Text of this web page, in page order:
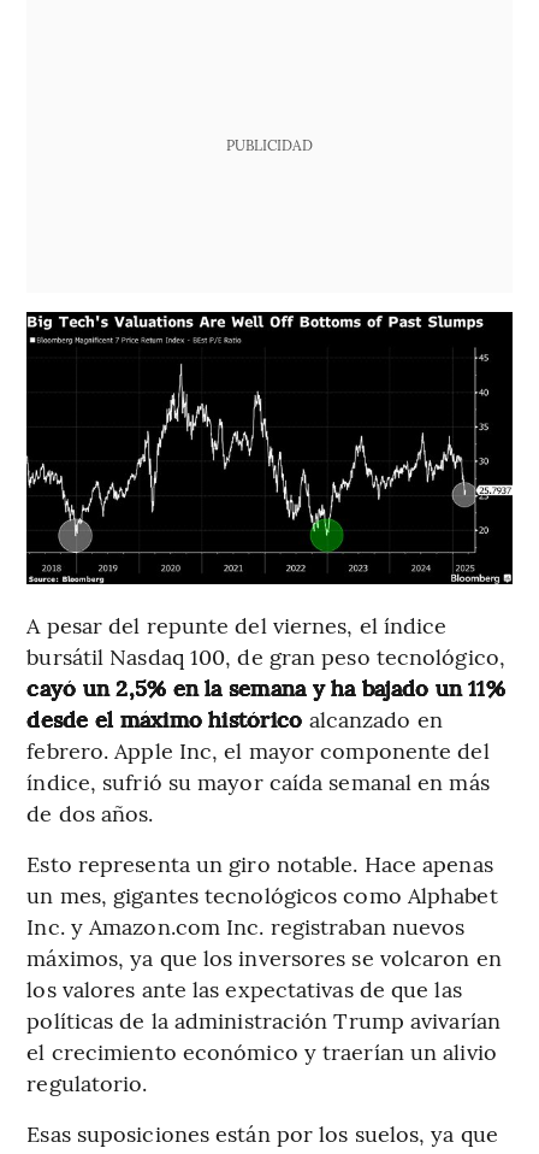
PUBLICIDAD
A pesar del repunte del viernes, el índice
bursátil Nasdaq 100, de gran peso tecnológico,
cayó un 2,5% en la semana y ha bajado un 11%
desde el máximo histórico alcanzado en
febrero. Apple Inc, el mayor componente del
índice, sufrió su mayor caída semanal en más
de dos años.
Esto representa un giro notable. Hace apenas
un mes, gigantes tecnológicos como Alphabet
Inc. y Amazon.com Inc. registraban nuevos
máximos, ya que los inversores se volcaron en
los valores ante las expectativas de que las
políticas de la administración Trump avivarían
el crecimiento económico y traerían un alivio
regulatorio.
Esas suposiciones están por los suelos, ya que